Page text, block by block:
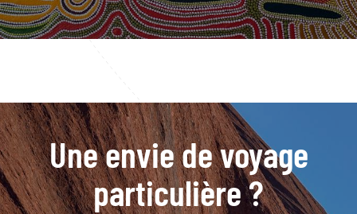
Une envie de voyage
particulière ?